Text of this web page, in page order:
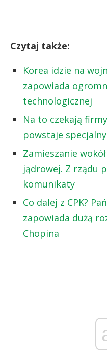
Czytaj także:
Korea idzie na
zapowiada
technologicznej
Na to czekają
powstaje specjalny
Zamieszanie
jądrowej. Z rządu
komunikaty
Co dalej z CPK?
zapowiada dużą
Chopina